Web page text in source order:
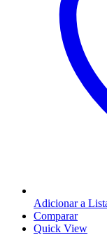
Adicionar a
Comparar
Quick View